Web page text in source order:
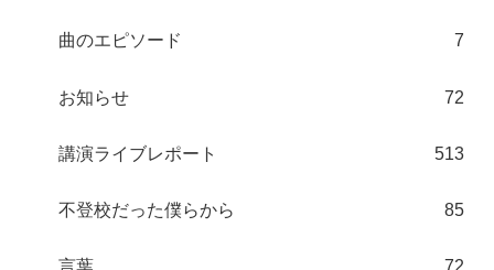
曲のエピソード 7
お知らせ 72
講演ライブレポート 513
不登校だった僕らから 85